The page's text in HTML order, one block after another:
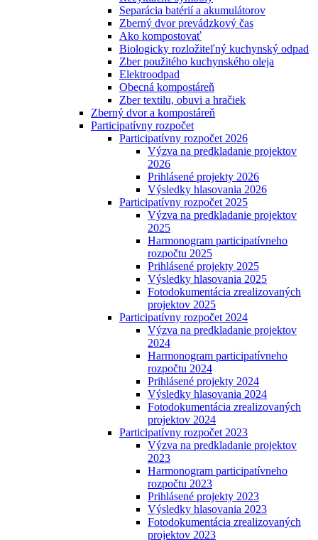
Separácia batérií a akumulátorov
Zberný dvor prevádzkový čas
Ako kompostovať
Biologicky rozložiteľný kuchynský odpad
Zber použitého kuchynského oleja
Elektroodpad
Obecná kompostáreň
Zber textilu, obuvi a hračiek
Zberný dvor a kompostáreň
Participatívny rozpočet
Participatívny rozpočet 2026
Výzva na predkladanie projektov
2026
Prihlásené projekty 2026
Výsledky hlasovania 2026
Participatívny rozpočet 2025
Výzva na predkladanie projektov
2025
Harmonogram participatívneho
rozpočtu 2025
Prihlásené projekty 2025
Výsledky hlasovania 2025
Fotodokumentácia zrealizovaných
projektov 2025
Participatívny rozpočet 2024
Výzva na predkladanie projektov
2024
Harmonogram participatívneho
rozpočtu 2024
Prihlásené projekty 2024
Výsledky hlasovania 2024
Fotodokumentácia zrealizovaných
projektov 2024
Participatívny rozpočet 2023
Výzva na predkladanie projektov
2023
Harmonogram participatívneho
rozpočtu 2023
Prihlásené projekty 2023
Výsledky hlasovania 2023
Fotodokumentácia zrealizovaných
projektov 2023